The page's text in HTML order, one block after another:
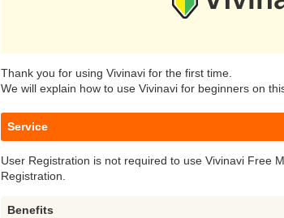
Thank you for using Vivinavi for the first time.
We will explain how to use Vivinavi for beginners on
Service
User Registration is not required to use Vivinavi Free
Registration.
Benefits